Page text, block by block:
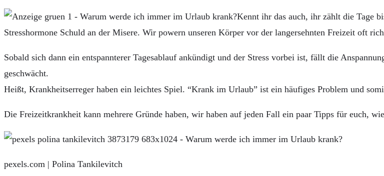
Kennt ihr das auch, ihr zählt die Tage
Stresshormone Schuld an der Misere. Wir powern unseren Körper vor der langersehnten Freizeit oft
Sobald sich dann ein entspannterer Tagesablauf ankündigt und der Stress vorbei ist, fällt die
geschwächt.
Heißt, Krankheitserreger haben ein leichtes Spiel. “Krank im Urlaub” ist ein häufiges Problem und
Die Freizeitkrankheit kann mehrere Gründe haben, wir haben auf jeden Fall ein paar Tipps für euch,
pexels.com | Polina Tankilevitch